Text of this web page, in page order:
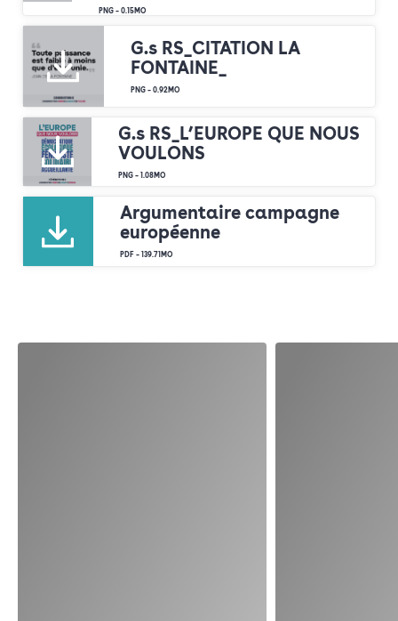
PNG – 0.15MO
G.s RS_CITATION LA
FONTAINE_
PNG – 0.92MO
G.s RS_L’EUROPE QUE NOUS
VOULONS
PNG – 1.08MO
Argumentaire campagne
européenne
PDF – 139.71MO